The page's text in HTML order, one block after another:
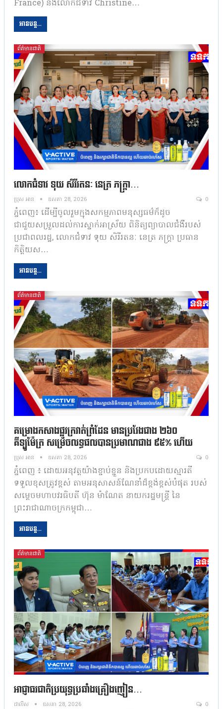
France) និងលោកជំទាវ Christine…
អានបន្ត...
ព័ត៌មានជាតិ
លោកជំទាវ ទុយ សិរីរតនៈ នេត្រ ភក្ត្រា…
ប្រុស អាន ឧសភា 28, 2026 0
ភ្នំពេញ៖ ដើម្បីចូលរួមក្មុងសកម្មភាពមនុស្សធម៌ក៏ដូច
ជាជួយសម្រួលដល់ការស្នាក់អាស្រ័យ ពិនិត្យព្យាបាលជំងឺរបស់
ប្រជាពលរដ្ឋ, លោកជំទាវ ទុយ សិរីរតនៈ នេត្រ ភក្ត្រា ប្រធាន
កិត្តិយស…
អានបន្ត...
ព័ត៌មានជាតិ
គម្រោងកសាងផ្លូវក្រវាត់ព្រំដែន មានប្រវែងជាង ២៦០
គីឡូម៉ែត្រ សម្រេចលទ្ធផលបានប្រមាណជាង ៩៥% ហើយ
ប្រុស អាន ឧសភា 28, 2026 0
ភ្នំពេញ ៖ ដោយអនុវត្តយ៉ាងខ្ជាប់ខ្ជួន និងប្រកបដោយស្មារតី
ទទួលខុសត្រូវខ្ពស់ តាមអនុសាសន៍ណែនាំដ៏ខ្ពង់ខ្ពស់បំផុត របស់
សម្តេចមហាបវរធិបតី ហ៊ុន ម៉ាណែត នាយករដ្ឋមន្ត្រី នៃ
ព្រះរាជាណាចក្រកម្ពុជា…
អានបន្ត...
ព័ត៌មានជាតិ
អាជ្ញាធរជាតិប្រយុទ្ធប្រឆាំងគ្រឿងញៀន…
ដាលីស ឧសភា 28, 2026 0